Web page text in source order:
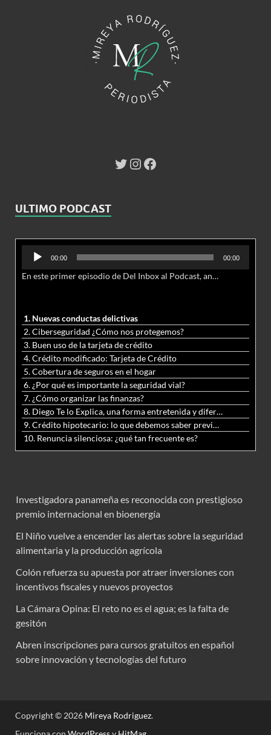
ULTIMO PODCAST
Reproductor
audio
00:00 00:00
En este primer episodio de Del Inbox al Podcast, analizamos junto al abogado Jonathan Brown las nuevas conductas delictivas cibernéticas y la necesidad de hacer modificaciones al Código Penal.
1. Nuevas conductas delictivas
2. Ciberseguridad ¿Cómo nos protegemos?
3. Buen uso de la tarjeta de crédito
4. Crédito modificado: Tarjeta de Crédito
5. Cobertura de seguros en el hogar
6. ¿Por qué es importante la seguridad vial?
7. ¿Cómo organizar las finanzas?
8. Diego Te lo Explica, una forma entretenida y diferente de aprender matemáticas y ciencias
9. Crédito hipotecario: lo que debemos saber previo a adquirir nuestra vivienda
10. Renuncia silenciosa: ¿qué tan frecuente es?
Investigadora panameña es reconocida con prestigioso
premio internacional en bioenergía
El Niño vuelve a encender las alertas sobre la seguridad
alimentaria y la producción agrícola
Colón refuerza su apuesta por atraer inversiones con
incentivos fiscales y nuevos proyectos
La Cámara Opina: El reto no es el agua; es la falta de
gesitón
Abren inscripciones para cursos gratuitos en español
sobre innovación y tecnologías del futuro
Copyright © 2026 Mireya Rodriguez.